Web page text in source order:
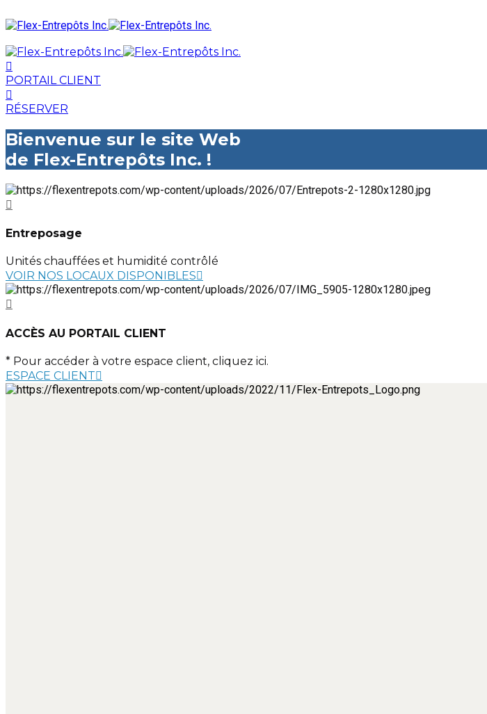
PORTAIL CLIENT
RÉSERVER
Bienvenue sur le site Web
de Flex-Entrepôts Inc. !
Entreposage
Unités chauffées et humidité contrôlé
VOIR NOS LOCAUX DISPONIBLES
ACCÈS AU PORTAIL CLIENT
* Pour accéder à votre espace client, cliquez ici.
ESPACE CLIENT